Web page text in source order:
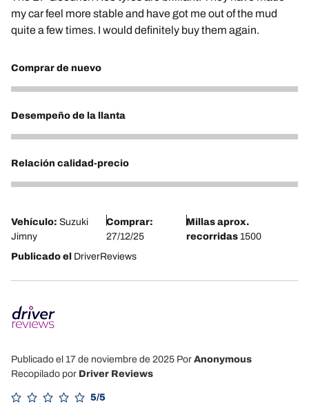
my car feel more stable and have got me out of the mud
quite a few times. I would definitely buy them again.
Comprar de nuevo
5
Desempeño de la llanta
4
Relación calidad-precio
4
Vehículo: Suzuki
Jimny
Comprar:
27/12/25
Millas aprox.
recorridas 1500
Publicado el DriverReviews
Publicado el 17 de noviembre de 2025 Por Anonymous
Recopilado por Driver Reviews
5/5